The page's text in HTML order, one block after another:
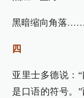
黑暗缩向角落……
四
亚里士多德说：
是口语的符号。